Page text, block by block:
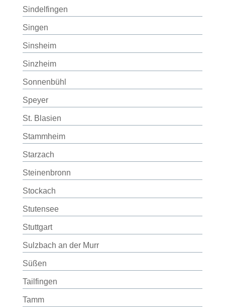
Sindelfingen
Singen
Sinsheim
Sinzheim
Sonnenbühl
Speyer
St. Blasien
Stammheim
Starzach
Steinenbronn
Stockach
Stutensee
Stuttgart
Sulzbach an der Murr
Süßen
Tailfingen
Tamm